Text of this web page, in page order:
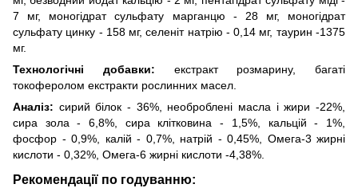
7 мг, моногідрат сульфату марганцю - 28 мг, моногідрат
сульфату цинку - 158 мг, селеніт натрію - 0,14 мг, таурин -1375
мг.
Технологічні добавки: екстракт розмарину, багаті
токоферолом екстракти рослинних масел.
Аналіз: сирий білок - 36%, необроблені масла і жири -22%,
сира зола - 6,8%, сира клітковина - 1,5%, кальцій - 1%,
фосфор - 0,9%, калій - 0,7%, натрій - 0,45%, Омега-3 жирні
кислоти - 0,32%, Омега-6 жирні кислоти -4,38%.
Рекомендації по годуванню: